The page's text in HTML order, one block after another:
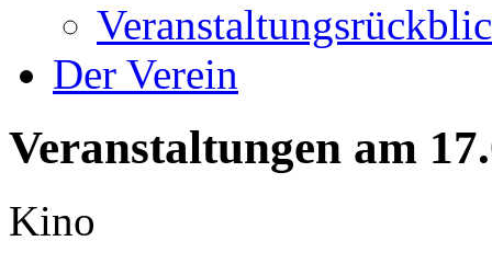
Der Verein
Veranstaltungen am
Kino